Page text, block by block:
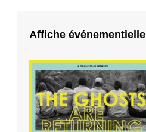
Affiche événementielle